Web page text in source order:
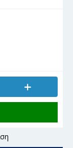
+